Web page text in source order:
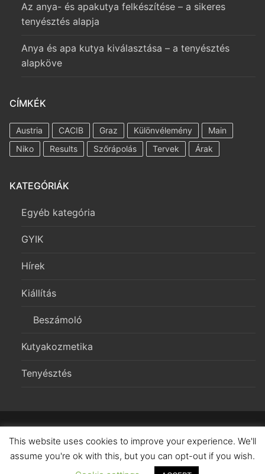
Az anya- és apakutya felkészítése – a sikeres
tenyésztés alapja
Anya és apa kutya kiválasztása – a tenyésztés
alapköve
CÍMKÉK
Austria CACIB Graz Különvélemény
Main
Niko
Results Szőrápolás Tervek Árak
KATEGÓRIÁK
Egyéb kategória
GYIK
Hírek
Kiállítás
Beszámoló
Kutyakozmetika
Tenyésztés
This website uses cookies to improve your experience. We'll
assume you're ok with this, but you can opt-out if you wish.